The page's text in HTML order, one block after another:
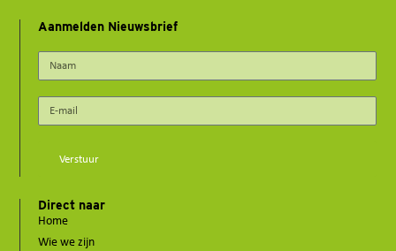
Aanmelden Nieuwsbrief
Verstuur
Direct naar
Home
Wie we zijn